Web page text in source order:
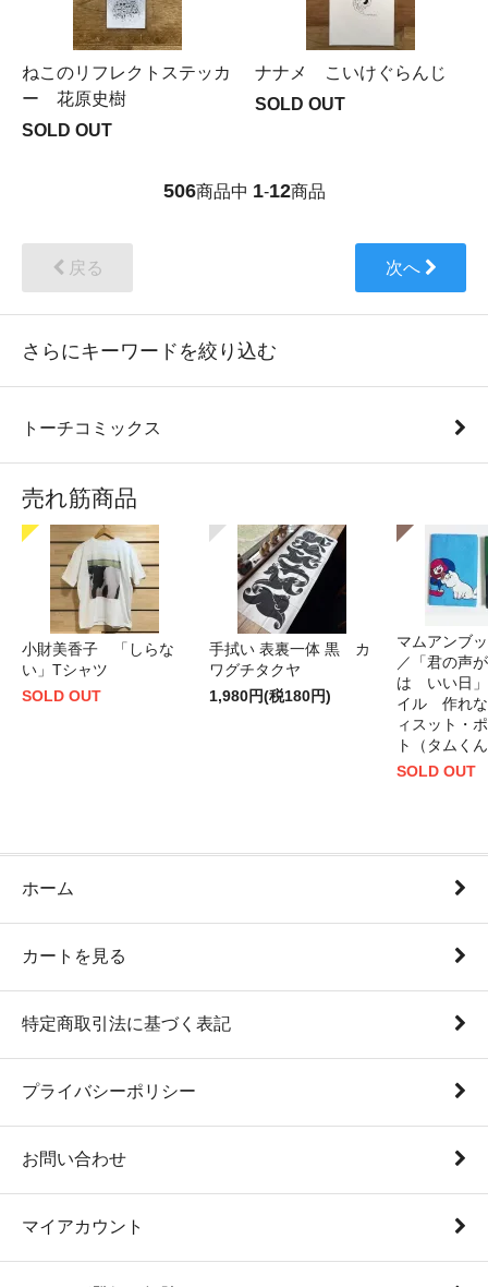
ねこのリフレクトステッカ
ー 花原史樹
SOLD OUT
ナナメ こいけぐらんじ
SOLD OUT
506商品中 1-12商品
戻る 次へ
さらにキーワードを絞り込む
トーチコミックス
売れ筋商品
小財美香子 「しらな
い」Tシャツ
SOLD OUT
手拭い 表裏一体 黒 カ
ワグチタクヤ
1,980円(税180円)
マムアンブ
／「君の声
は いい日」
イル 作れ
ィスット・
ト（タムく
SOLD OUT
ホーム
カートを見る
特定商取引法に基づく表記
プライバシーポリシー
お問い合わせ
マイアカウント